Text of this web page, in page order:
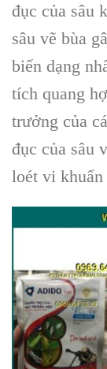
đục của sâu
sâu vẽ bùa
biến dạng
tích quang
trưởng của
đục của sâu
loét vi